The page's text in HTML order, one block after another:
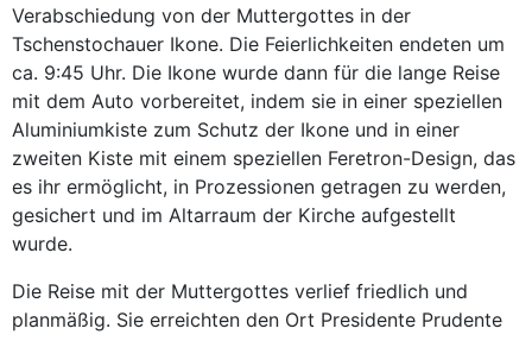
Verabschiedung von der Muttergottes in der
Tschenstochauer Ikone. Die Feierlichkeiten endeten um
ca. 9:45 Uhr. Die Ikone wurde dann für die lange Reise
mit dem Auto vorbereitet, indem sie in einer speziellen
Aluminiumkiste zum Schutz der Ikone und in einer
zweiten Kiste mit einem speziellen Feretron-Design, das
es ihr ermöglicht, in Prozessionen getragen zu werden,
gesichert und im Altarraum der Kirche aufgestellt
wurde.
Die Reise mit der Muttergottes verlief friedlich und
planmäßig. Sie erreichten den Ort Presidente Prudente